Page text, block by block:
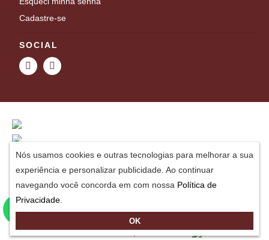
Cadastre-se
SOCIAL
Nós usamos cookies e outras tecnologias para melhorar a sua
experiência e personalizar publicidade. Ao continuar
navegando você concorda em com nossa Política de
Privacidade
OK
Avenida Domingos Pinto Camarano, 437 Colônia do Marçal, São João Del Rei - MG,
CEP: 36302-004
LIDIANE DO PATROCINIO ALMEIDA
Desenvolvido porConstrusite Brasil-Criação de lojas virtuais